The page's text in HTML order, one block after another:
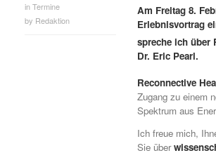
inTermine
by Redaktion
Am Freitag 8.
Erlebnisvortrag
spreche ich über
Dr. Eric Pearl.
Reconnective
Zugang zu einem
Spektrum aus
Ich freue mich,
Sie über